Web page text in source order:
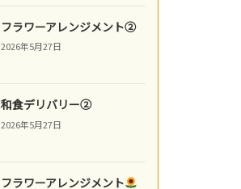
フラワーアレンジメント②
2026年5月27日
和食デリバリー②
2026年5月27日
フラワーアレンジメント